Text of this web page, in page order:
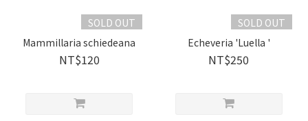
SOLD OUT
Mammillaria schiedeana
NT$120
SOLD OUT
Echeveria 'Luella '
NT$250